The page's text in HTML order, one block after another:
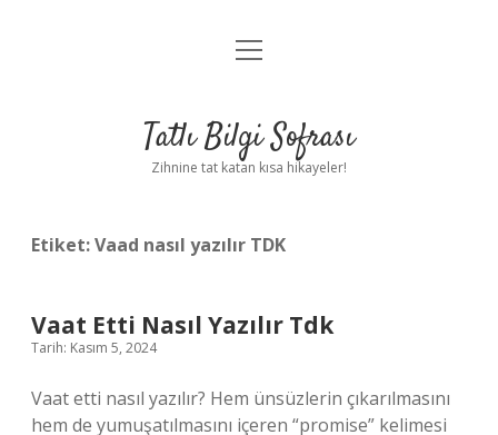
Anasayfa
Yasal Uyarı
menüyü
Tatlı Bilgi Sofrası
Zihnine tat katan kısa hikayeler!
Etiket:Vaad nasıl yazılır TDK
Vaat Etti Nasıl Yazılır Tdk
Tarih: Kasım 5, 2024
Vaat etti nasıl yazılır? Hem ünsüzlerin çıkarılmasını
hem de yumuşatılmasını içeren “promise” kelimesi